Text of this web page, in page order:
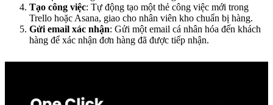
Tạo công việc: Tự động tạo một thẻ công việc mới trong
Trello hoặc Asana, giao cho nhân viên kho chuẩn bị hàng.
Gửi email xác nhận: Gửi một email cá nhân hóa đến khách
hàng để xác nhận đơn hàng đã được tiếp nhận.